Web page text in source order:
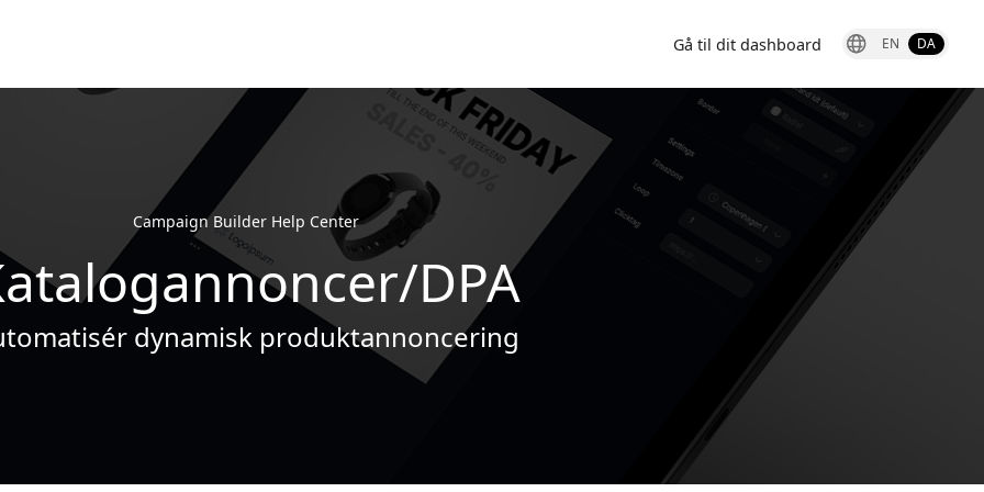
Gå til dit dashboard EN DA
Campaign Builder Help Center
DPA
dynamisk produktannoncering